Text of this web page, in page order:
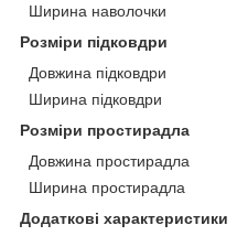
Ширина наволочки
Розміри підковдри
Довжина підковдри
Ширина підковдри
Розміри простирадла
Довжина простирадла
Ширина простирадла
Додаткові характеристики